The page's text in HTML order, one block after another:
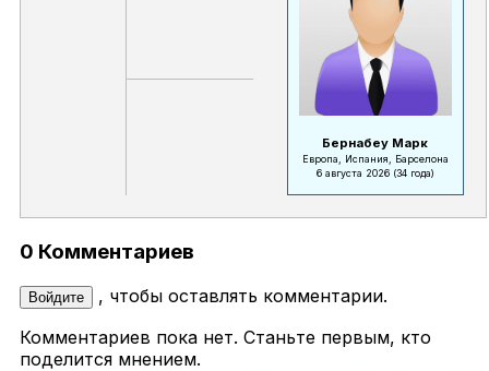
Бернабеу Марк
Европа, Испания, Барселона
6 августа 2026 (34 года)
0 Комментариев
Войдите
, чтобы оставлять комментарии.
Комментариев пока нет. Станьте первым, кто
поделится мнением.